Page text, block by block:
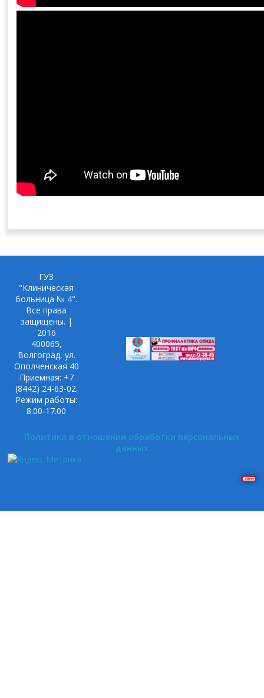
ГУЗ
"Клиническая
больница № 4".
Все права
защищены. |
2016
400065,
Волгоград, ул.
Ополченская 40
Приемная: +7
(8442) 24-63-02.
Режим работы:
8.00-17.00
Политика в отношении обработки персональных
данных